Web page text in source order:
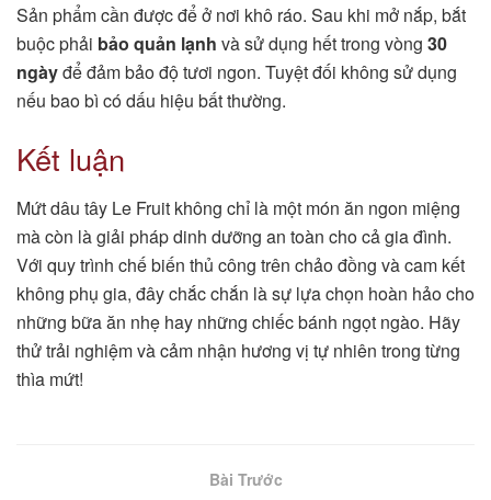
Sản phẩm cần được để ở nơi khô ráo. Sau khi mở nắp, bắt
buộc phải bảo quản lạnh và sử dụng hết trong vòng 30
ngàyđể đảm bảo độ tươi ngon. Tuyệt đối không sử dụng
nếu bao bì có dấu hiệu bất thường.
Kết luận
Mứt dâu tây Le Fruit không chỉ là một món ăn ngon miệng
mà còn là giải pháp dinh dưỡng an toàn cho cả gia đình.
Với quy trình chế biến thủ công trên chảo đồng và cam kết
không phụ gia, đây chắc chắn là sự lựa chọn hoàn hảo cho
những bữa ăn nhẹ hay những chiếc bánh ngọt ngào. Hãy
thử trải nghiệm và cảm nhận hương vị tự nhiên trong từng
thìa mứt!
Bài Trước